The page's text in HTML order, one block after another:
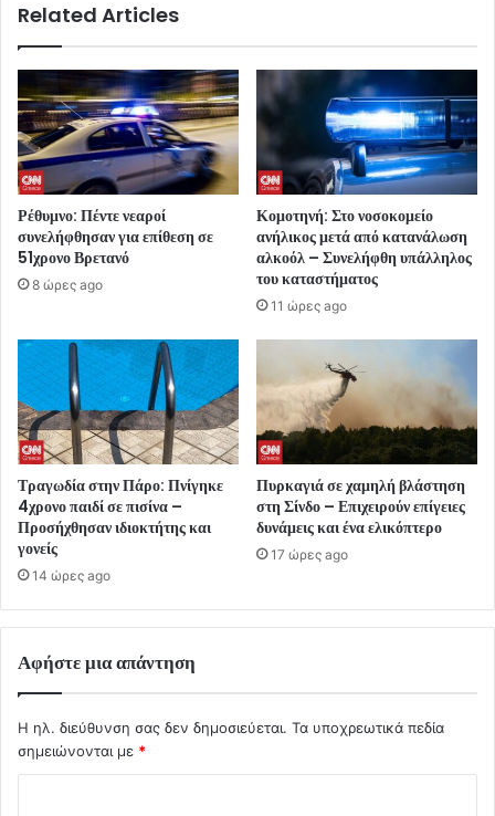
Related Articles
Ρέθυμνο: Πέντε νεαροί
συνελήφθησαν για επίθεση σε
51χρονο Βρετανό
8 ώρες ago
Κομοτηνή: Στο νοσοκομείο
ανήλικος μετά από κατανάλωση
αλκοόλ – Συνελήφθη υπάλληλος
του καταστήματος
11 ώρες ago
Τραγωδία στην Πάρο: Πνίγηκε
4χρονο παιδί σε πισίνα –
Προσήχθησαν ιδιοκτήτης και
γονείς
14 ώρες ago
Πυρκαγιά σε χαμηλή βλάστηση
στη Σίνδο – Επιχειρούν επίγειες
δυνάμεις και ένα ελικόπτερο
17 ώρες ago
Αφήστε μια απάντηση
Η ηλ. διεύθυνση σας δεν δημοσιεύεται. Τα υποχρεωτικά πεδία
σημειώνονται με *